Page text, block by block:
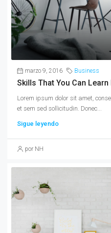
marzo 9, 2016 Business
Skills That You Can
Lorem ipsum dolor sit amet,
et sem sed sollicitudin. Donec...
Sigue leyendo
por NH